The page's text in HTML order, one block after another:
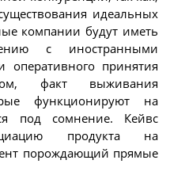
идеальных
компании будут иметь
с иностранными
принятия
факт выживания
функционируют на
под сомнение. Кейвс
продукта на
порождающий прямые